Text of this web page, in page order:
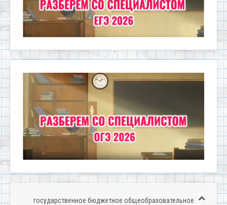
государственное бюджетное общеобразовательное